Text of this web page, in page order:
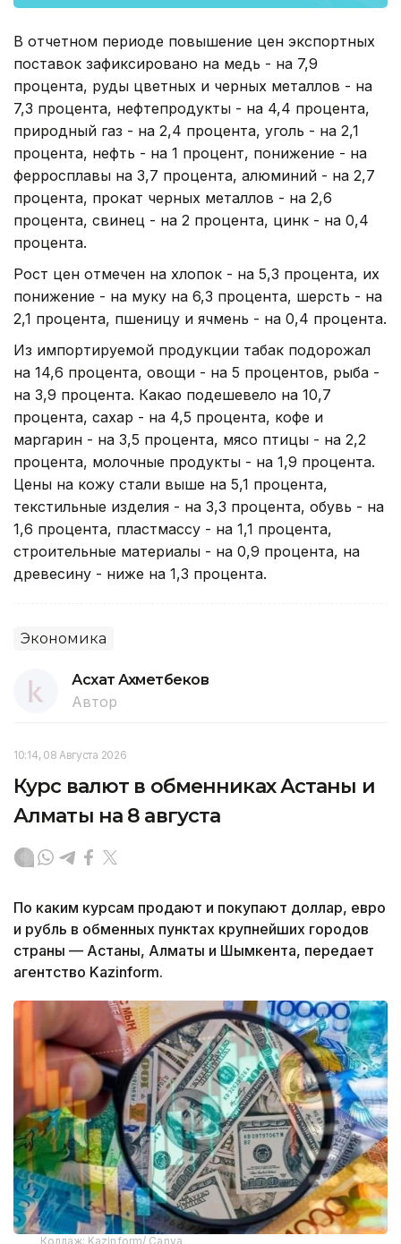
В отчетном периоде повышение цен экспортных
поставок зафиксировано на медь - на 7,9
процента, руды цветных и черных металлов - на
7,3 процента, нефтепродукты - на 4,4 процента,
природный газ - на 2,4 процента, уголь - на 2,1
процента, нефть - на 1 процент, понижение - на
ферросплавы на 3,7 процента, алюминий - на 2,7
процента, прокат черных металлов - на 2,6
процента, свинец - на 2 процента, цинк - на 0,4
процента.
Рост цен отмечен на хлопок - на 5,3 процента, их
понижение - на муку на 6,3 процента, шерсть - на
2,1 процента, пшеницу и ячмень - на 0,4 процента.
Из импортируемой продукции табак подорожал
на 14,6 процента, овощи - на 5 процентов, рыба -
на 3,9 процента. Какао подешевело на 10,7
процента, сахар - на 4,5 процента, кофе и
маргарин - на 3,5 процента, мясо птицы - на 2,2
процента, молочные продукты - на 1,9 процента.
Цены на кожу стали выше на 5,1 процента,
текстильные изделия - на 3,3 процента, обувь - на
1,6 процента, пластмассу - на 1,1 процента,
строительные материалы - на 0,9 процента, на
древесину - ниже на 1,3 процента.
Экономика
Асхат Ахметбеков
Автор
10:14, 08 Августа 2026
Курс валют в обменниках Астаны и
Алматы на 8 августа
По каким курсам продают и покупают доллар, евро
и рубль в обменных пунктах крупнейших городов
страны — Астаны, Алматы и Шымкента, передает
агентство Kazinform.
Коллаж: Kazinform/ Canva